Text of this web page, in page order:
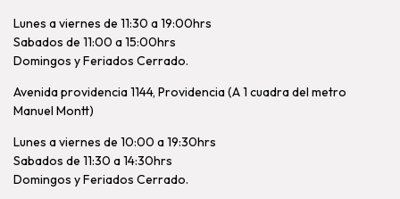
Lunes a viernes de 11:30 a 19:00hrs
Sabados de 11:00 a 15:00hrs
Domingos y Feriados Cerrado.
Avenida providencia 1144, Providencia (A 1 cuadra del metro
Manuel Montt)
Lunes a viernes de 10:00 a 19:30hrs
Sabados de 11:30 a 14:30hrs
Domingos y Feriados Cerrado.